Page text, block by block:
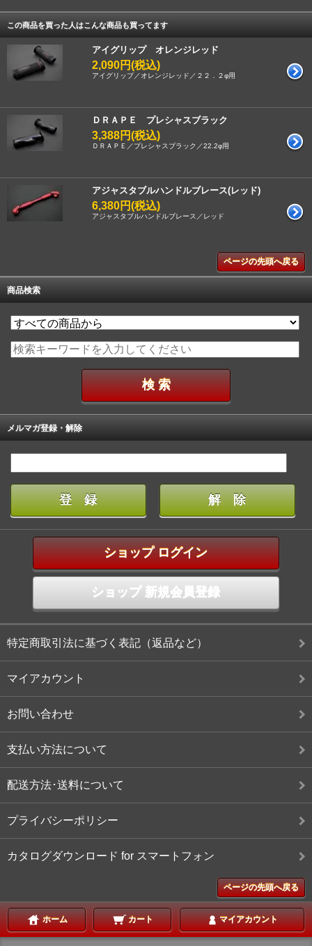
この商品を買った人はこんな商品も買ってます
アイグリップ オレンジレッド
2,090円(税込)
アイグリップ／オレンジレッド／２２．２φ用
ＤＲＡＰＥ プレシャスブラック
3,388円(税込)
ＤＲＡＰＥ／プレシャスブラック／22.2φ用
アジャスタブルハンドルブレース(レッド)
6,380円(税込)
アジャスタブルハンドルブレース／レッド
ページの先頭へ戻る
商品検索
メルマガ登録・解除
ショップ ログイン
ショップ 新規会員登録
特定商取引法に基づく表記（返品など）
マイアカウント
お問い合わせ
支払い方法について
配送方法･送料について
プライバシーポリシー
カタログダウンロード for スマートフォン
ページの先頭へ戻る
ホーム カート マイアカウント